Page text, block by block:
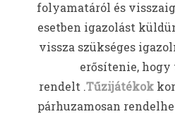
folyamatáról és
esetben igazolást
vissza szükséges
erősítenie, hogy
rendelt .Tűzijátékok
párhuzamosan